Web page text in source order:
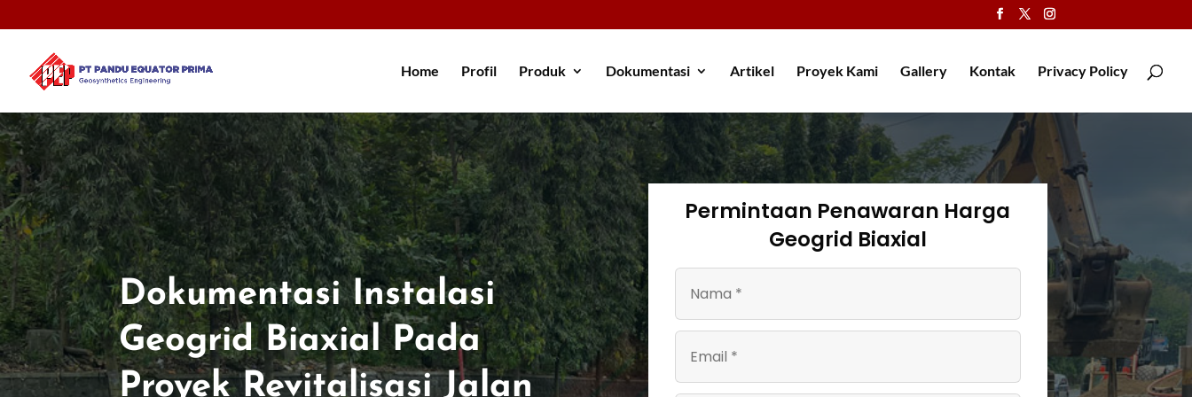
Home Profil Produk Dokumentasi Artikel Proyek Kami Gallery Kontak Privacy Policy
Dokumentasi Instalasi
Geogrid Biaxial Pada
Proyek Revitalisasi Jalan
Permintaan Penawaran Harga
Geogrid Biaxial